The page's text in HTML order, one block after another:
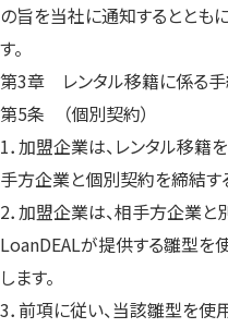
の旨を当社に通知するととも
す。
第3章 レンタル移籍に係る
第5条 （個別契約）
1．加盟企業は、レンタル移籍
手方企業と個別契約を締結す
2．加盟企業は、相手方企業と
LoanDEALが提供する雛型を
します。
3．前項に従い、当該雛型を